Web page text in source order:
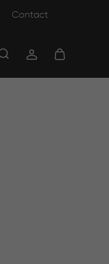
Contact